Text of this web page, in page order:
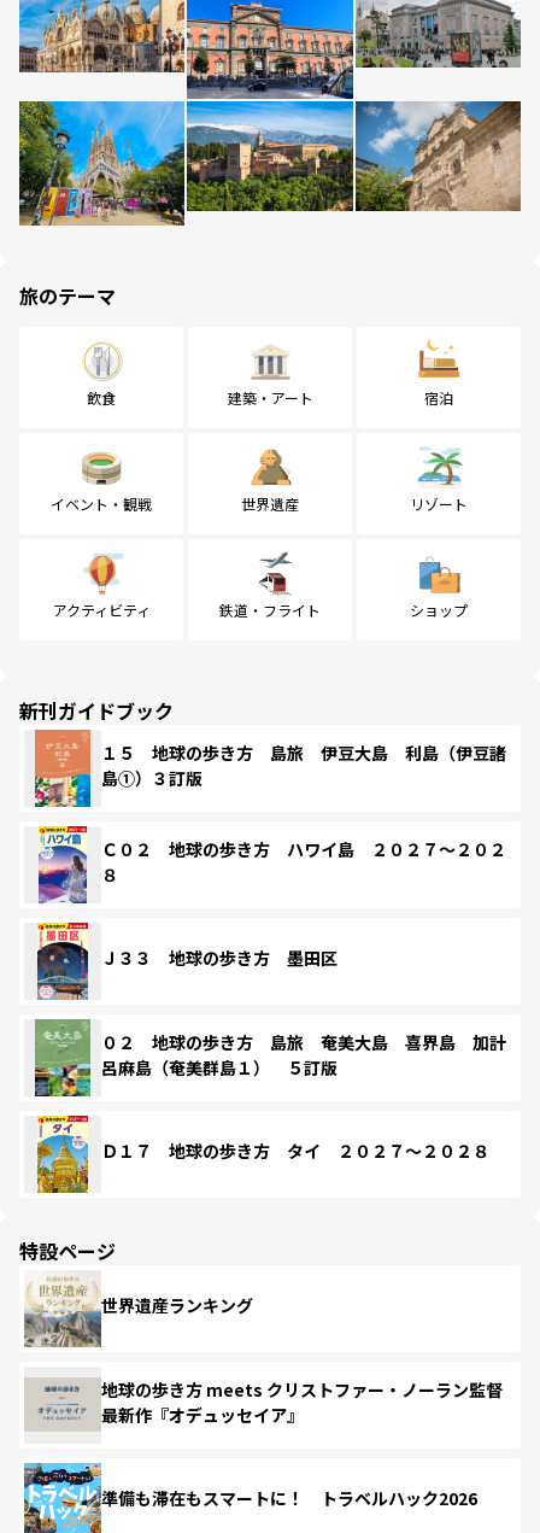
旅のテーマ
飲食 建築・アート 宿泊
イベント・観戦 世界遺産 リゾート
アクティビティ 鉄道・フライト ショップ
新刊ガイドブック
１５ 地球の歩き方 島旅 伊豆大島 利島（伊豆諸
島①）３訂版
Ｃ０２ 地球の歩き方 ハワイ島 ２０２７～２０２
８
Ｊ３３ 地球の歩き方 墨田区
０２ 地球の歩き方 島旅 奄美大島 喜界島 加計
呂麻島（奄美群島１） ５訂版
Ｄ１７ 地球の歩き方 タイ ２０２７～２０２８
特設ページ
世界遺産ランキング
地球の歩き方 meets クリストファー・ノーラン監督
最新作『オデュッセイア』
準備も滞在もスマートに！ トラベルハック2026